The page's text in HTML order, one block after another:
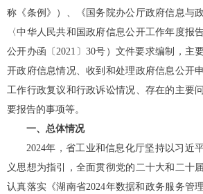
称《条例》）、《国务院办公厅政府信息与
〈中华人民共和国政府信息公开工作年度报
公开办函〔2021 〕30号）文件要求编制，主
开政府信息情况、收到和处理政府信息公开
工作行政复议和行政诉讼情况、存在的主要
要报告的事项等。
一、总体情况
2024年，省工业和信息化厅坚持以习近
义思想为指引， 全面贯彻党的二十大和二十
认真落实《湖南省2024年数据和政务服务管